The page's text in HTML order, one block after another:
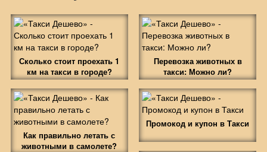
Сколько стоит проехать 1
км на такси в городе?
Перевозка животных в
такси: Можно ли?
Как правильно летать с
животными в самолете?
Промокод и купон в Такси